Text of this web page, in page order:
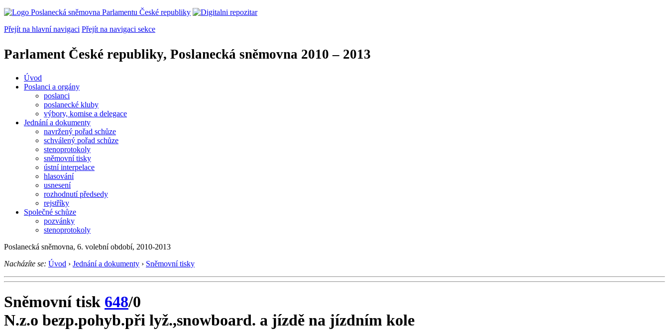
Přejít na hlavní navigaci Přejít na navigaci sekce
Parlament České republiky, Poslanecká sněmovna 2010 – 2013
Úvod
Poslanci a orgány
poslanci
poslanecké kluby
výbory, komise a delegace
Jednání a dokumenty
navržený pořad schůze
schválený pořad schůze
stenoprotokoly
sněmovní tisky
ústní interpelace
hlasování
usnesení
rozhodnutí předsedy
rejstříky
Společné schůze
pozvánky
stenoprotokoly
Poslanecká sněmovna, 6. volební období, 2010-2013
Nacházíte se: Úvod › Jednání a dokumenty › Sněmovní tisky
Sněmovní tisk 648/0
N.z.o bezp.pohyb.při lyž.,snowboard. a jízdě na jízdním kole